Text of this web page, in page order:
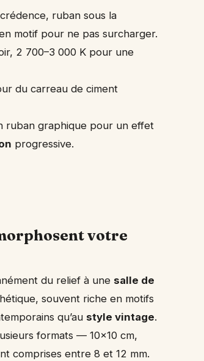
ruban sous la
motif pour ne pas surcharger.
2 700–3 000 K pour une
du carreau de ciment
ruban graphique pour un effet
progressive.
votre
du relief à une salle de
souvent riche en motifs
qu’au style vintage.
formats — 10×10 cm,
comprises entre 8 et 12 mm.